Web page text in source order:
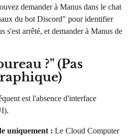
demander à Manus dans le chat
du bot Discord" pour identifier
s'est arrêté, et demander à Manus de
?" (Pas
est l'absence d'interface
uniquement : Le Cloud Computer